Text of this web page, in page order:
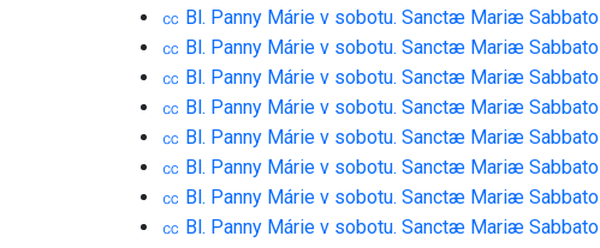
㏄ Bl. Panny Márie v sobotu. Sanctæ Mariæ Sabbato
㏄ Bl. Panny Márie v sobotu. Sanctæ Mariæ Sabbato
㏄ Bl. Panny Márie v sobotu. Sanctæ Mariæ Sabbato
㏄ Bl. Panny Márie v sobotu. Sanctæ Mariæ Sabbato
㏄ Bl. Panny Márie v sobotu. Sanctæ Mariæ Sabbato
㏄ Bl. Panny Márie v sobotu. Sanctæ Mariæ Sabbato
㏄ Bl. Panny Márie v sobotu. Sanctæ Mariæ Sabbato
㏄ Bl. Panny Márie v sobotu. Sanctæ Mariæ Sabbato